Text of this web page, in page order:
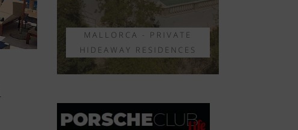
MALLORCA - PRIVATE
HIDEAWAY RESIDENCES